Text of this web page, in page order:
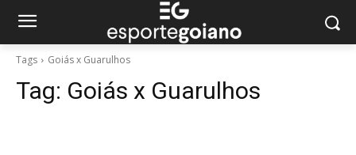
Tags Goiás x Guarulhos
Tag: Goiás x Guarulhos